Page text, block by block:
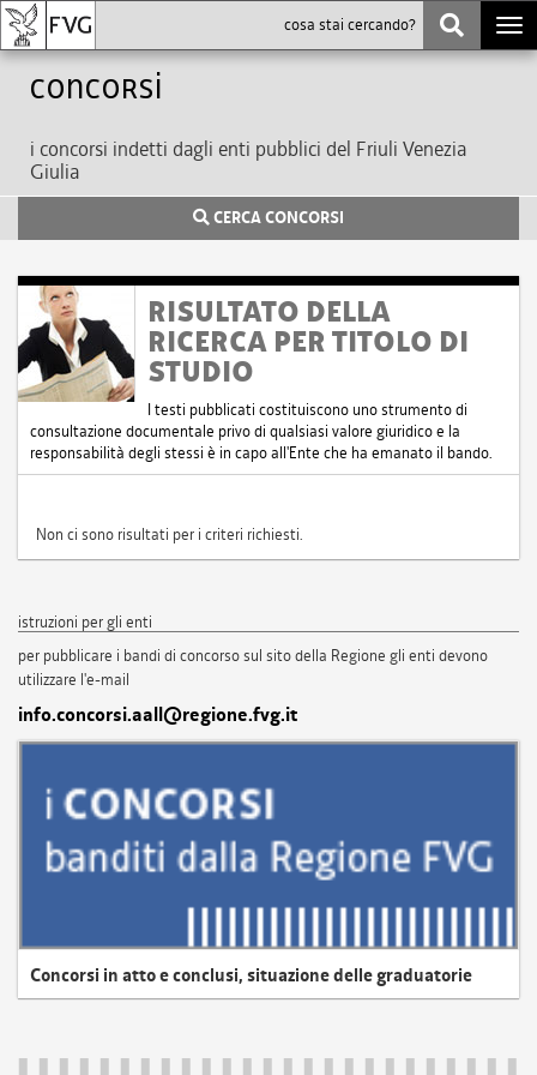
Concorsi
i concorsi indetti dagli enti pubblici del Friuli Venezia
Giulia
CERCA CONCORSI
RISULTATO DELLA
RICERCA PER TITOLO DI
STUDIO
I testi pubblicati costituiscono uno strumento di
consultazione documentale privo di qualsiasi valore giuridico e la
responsabilità degli stessi è in capo all'Ente che ha emanato il bando.
Non ci sono risultati per i criteri richiesti.
istruzioni per gli enti
per pubblicare i bandi di concorso sul sito della Regione gli enti devono
utilizzare l'e-mail
info.concorsi.aall@regione.fvg.it
Concorsi in atto e conclusi, situazione delle graduatorie